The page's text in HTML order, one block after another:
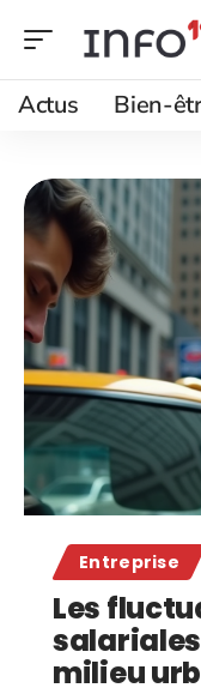
Actus Bien-
Entreprise
Les
milieu